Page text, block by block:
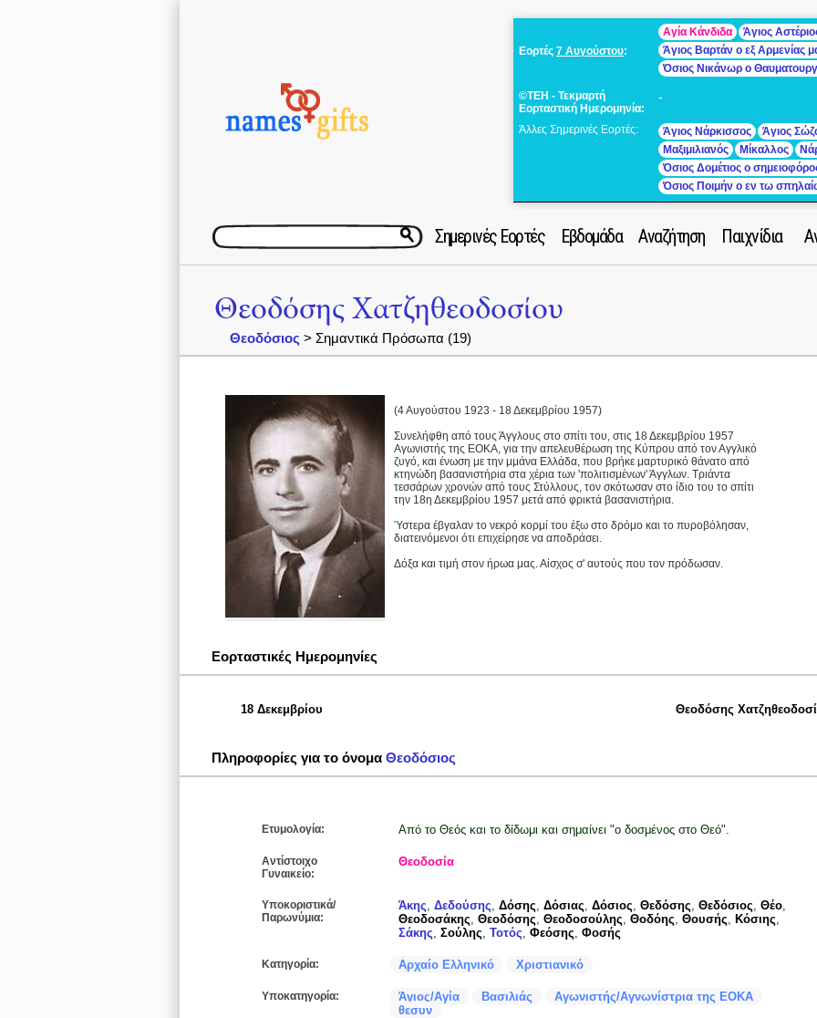
Εορτές 7 Αυγούστου:
Αγία Κάνδιδα
Άγιος
Άγιος Βαρτάν ο εξ Αρμενίας
Όσιος Νικάνωρ ο
©ΤΕΗ - Τεκμαρτή
Εορταστική Ημερομηνία:
-
Άλλες Σημερινές Εορτές: Άγιος Νάρκισσος
Άγιος
Μαξιμιλιανός
Μίκαλλος
Όσιος Δομέτιος ο
Όσιος Ποιμήν ο εν τω
Σημερινές Εορτές Εβδομάδα Αναζήτηση Παιχνίδια
Θεοδόσης Χατζηθεοδοσίου
Θεοδόσιος > Σημαντικά Πρόσωπα (19)
(4 Αυγούστου 1923 - 18 Δεκεμβρίου 1957)
Συνελήφθη από τους Άγγλους στο σπίτι του, στις 18 Δεκεμβρίου 1957
Αγωνιστής της ΕΟΚΑ, για την απελευθέρωση της Κύπρου από τον Αγγλικό
ζυγό, και ένωση με την μμάνα Ελλάδα, που βρήκε μαρτυρικό θάνατο από
κτηνώδη βασανιστήρια στα χέρια των 'πολιτισμένων' Άγγλων. Τριάντα
τεσσάρων χρονών από τους Στύλλους, τον σκότωσαν στο ίδιο του το σπίτι
την 18η Δεκεμβρίου 1957 μετά από φρικτά βασανιστήρια.
Ύστερα έβγαλαν το νεκρό κορμί του έξω στο δρόμο και το πυροβόλησαν,
διατεινόμενοι ότι επιχείρησε να αποδράσει.
Δόξα και τιμή στον ήρωα μας. Αίσχος σ' αυτούς που τον πρόδωσαν.
Εορταστικές Ημερομηνίες
18 Δεκεμβρίου Θεοδόσης
Πληροφορίες για το όνομα Θεοδόσιος
Ετυμολογία: Από το Θεός και το δίδωμι και σημαίνει "ο δοσμένος στο Θεό".
Αντίστοιχο
Γυναικείο:
Θεοδοσία
Υποκοριστικά/
Παρωνύμια:
Άκης, Δεδούσης, Δόσης, Δόσιας, Δόσιος, Θεδόσης, Θεδόσιος, Θέο,
Θεοδοσάκης, Θεοδόσης, Θεοδοσούλης, Θοδόης, Θουσής, Κόσιης,
Σάκης, Σούλης, Τοτός, Φεόσης, Φοσής
Κατηγορία: Αρχαίο Ελληνικό Χριστιανικό
Υποκατηγορία: Άγιος/Αγία Βασιλιάς
Αγωνιστής/Αγνωνίστρια της ΕΟΚΑ
θεσυν